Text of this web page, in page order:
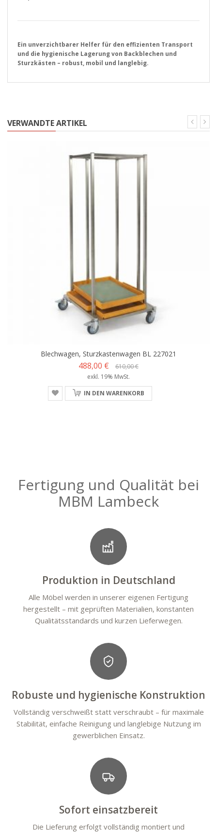
Ein unverzichtbarer Helfer für den effizienten Transport
und die hygienische Lagerung von Backblechen und
Sturzkästen – robust, mobil und langlebig.
VERWANDTE ARTIKEL
Blechwagen, Sturzkastenwagen BL 227021
488,00 €
610,00 €
exkl. 19% MwSt.
IN DEN WARENKORB
Fertigung und Qualität bei
MBM Lambeck
Produktion in Deutschland
Alle Möbel werden in unserer eigenen Fertigung
hergestellt – mit geprüften Materialien, konstanten
Qualitätsstandards und kurzen Lieferwegen.
Robuste und hygienische Konstruktion
Vollständig verschweißt statt verschraubt – für maximale
Stabilität, einfache Reinigung und langlebige Nutzung im
gewerblichen Einsatz.
Sofort einsatzbereit
Die Lieferung erfolgt vollständig montiert und